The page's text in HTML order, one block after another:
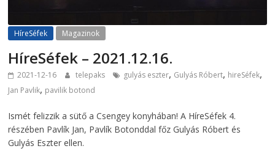
HíreSéfek Magazinok
HíreSéfek – 2021.12.16.
2021-12-16 telepaks gulyás eszter, Gulyás Róbert, hireSéfek,
Jan Pavlik, pavilik botond
Ismét felizzik a sütő a Csengey konyhában! A HíreSéfek 4.
részében Pavlík Jan, Pavlík Botonddal főz Gulyás Róbert és
Gulyás Eszter ellen.